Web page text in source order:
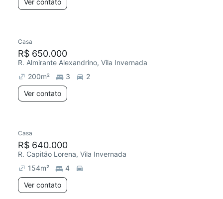
Ver contato
Casa
R$ 650.000
R. Almirante Alexandrino, Vila Invernada
200m² 3
2
Ver contato
Casa
R$ 640.000
R. Capitão Lorena, Vila Invernada
154m²
4
Ver contato